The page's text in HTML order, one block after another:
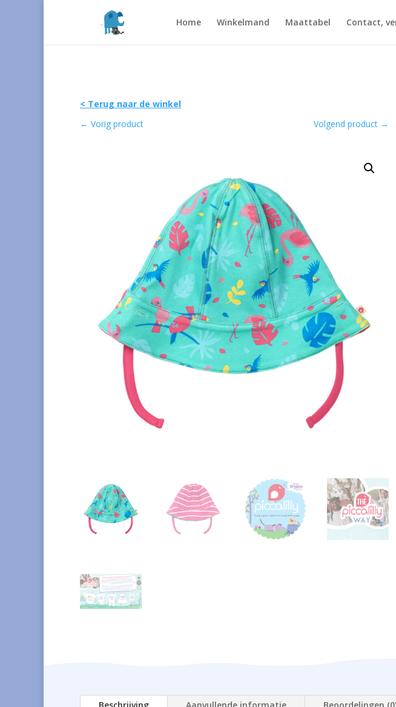
Home Winkelmand Maattabel Contact,
< Terug naar de winkel
← Vorig product Volgend product →